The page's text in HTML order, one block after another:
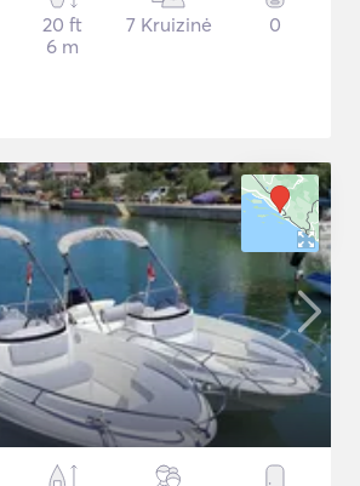
20 ft
6 m
7 Kruizinė 0